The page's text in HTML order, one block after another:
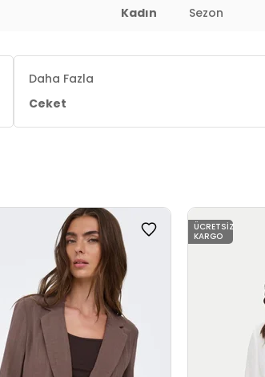
Kadın Sezon
Daha Fazla
Ceket
ÜCRETSIZ
KARGO